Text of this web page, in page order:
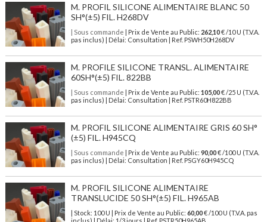
M. PROFIL SILICONE ALIMENTAIRE BLANC 50
SH°(±5) FIL. H268DV
| Sous commande | Prix de Vente au Public: 262,10€ /10 U (T.V.A.
pas inclus) | Délai: Consultation | Ref. PSWH50H268DV
M. PROFILE SILICONE TRANSL. ALIMENTAIRE
60SH°(±5) FIL. 822BB
| Sous commande | Prix de Vente au Public: 105,00€ /25 U (T.V.A.
pas inclus) | Délai: Consultation | Ref. PSTR60H822BB
M. PROFIL SILICONE ALIMENTAIRE GRIS 60 SH°
(±5) FIL. H945CQ
| Sous commande | Prix de Vente au Public: 90,00€ /100 U (T.V.A.
pas inclus) | Délai: Consultation | Ref. PSGY60H945CQ
M. PROFIL SILICONE ALIMENTAIRE
TRANSLUCIDE 50 SH°(±5) FIL. H965AB
| Stock: 100 U | Prix de Vente au Public: 60,00€/100 U (T.V.A. pas